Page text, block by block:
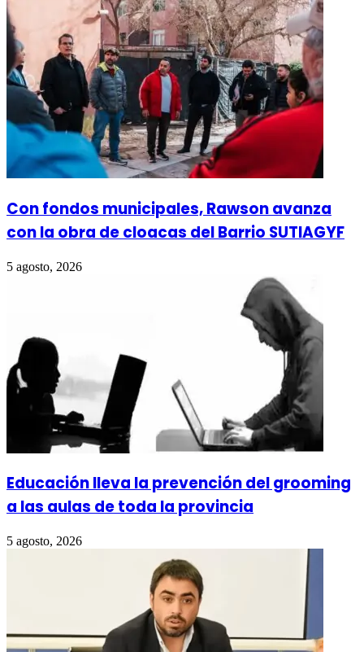
Con fondos municipales, Rawson avanza
con la obra de cloacas del Barrio SUTIAGYF
5 agosto, 2026
Educación lleva la prevención del grooming
a las aulas de toda la provincia
5 agosto, 2026